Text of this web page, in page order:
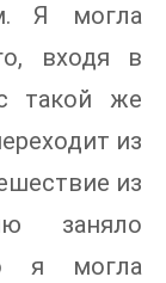
Я могла
входя в
такой же
из
из
заняло
я могла